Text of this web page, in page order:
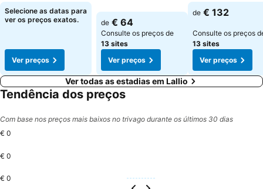
Selecione as datas para
ver os preços exatos.
Ver preços
de € 64
Consulte os preços de
13 sites
Ver preços
de € 132
Consulte os preços
13 sites
Ver preços
Ver todas as estadias em Lallio
Tendência dos preços
Com base nos preços mais baixos no trivago durante os últimos 30 dias
€ 0
€ 0
€ 0